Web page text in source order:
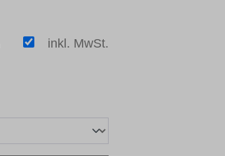
inkl. MwSt.